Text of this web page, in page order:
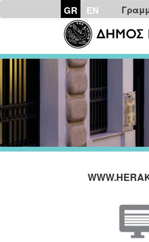
GR EN